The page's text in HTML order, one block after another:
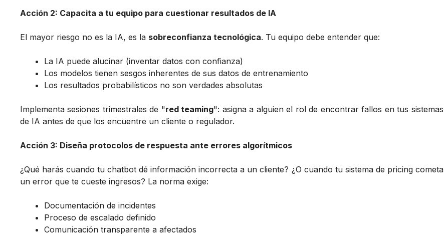
Acción 2: Capacita a tu equipo para cuestionar resultados de IA
El mayor riesgo no es la IA, es la sobreconfianza tecnológica. Tu equipo debe entender que:
La IA puede alucinar (inventar datos con confianza)
Los modelos tienen sesgos inherentes de sus datos de entrenamiento
Los resultados probabilísticos no son verdades absolutas
Implementa sesiones trimestrales de "red teaming": asigna a alguien el rol de encontrar fallos en tus sistemas
de IA antes de que los encuentre un cliente o regulador.
Acción 3: Diseña protocolos de respuesta ante errores algorítmicos
¿Qué harás cuando tu chatbot dé información incorrecta a un cliente? ¿O cuando tu sistema de pricing cometa
un error que te cueste ingresos? La norma exige:
Documentación de incidentes
Proceso de escalado definido
Comunicación transparente a afectados